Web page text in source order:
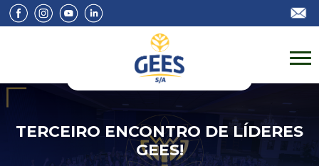
TERCEIRO ENCONTRO DE LÍDERES
GEES!